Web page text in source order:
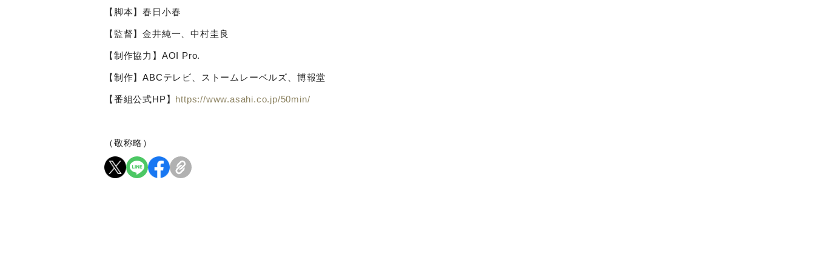
【脚本】春日小春
【監督】金井純一、中村圭良
【制作協力】 AOI Pro.
【制作】ABCテレビ、ストームレーベルズ、博報堂
【番組公式HP】 https://www.asahi.co.jp/50min/
（敬称略）